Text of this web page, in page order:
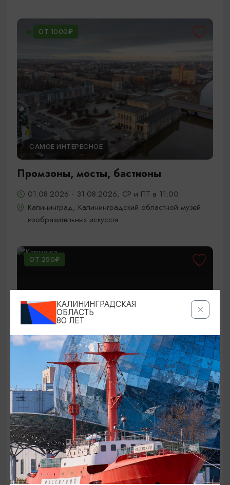
ОТ 1000₽
САМОЕ ИНТЕРЕСНОЕ
Промзоны, мосты, бастионы
01.08.2026 - 31.08.2026, СР и ПТ в 11:00
Калининград, Калининградский областной музей
изобразительных искусств
ОТ 250₽
КОНЦЕРТЫ
Мероприятия в Доме-музее Германа
Брахерта в августе
01.08.2026 - 31.08.2026
Светлогорск, Дом-музей Германа Брахерта
КАЛИНИНГРАДСКАЯ
ОБЛАСТЬ
80 ЛЕТ